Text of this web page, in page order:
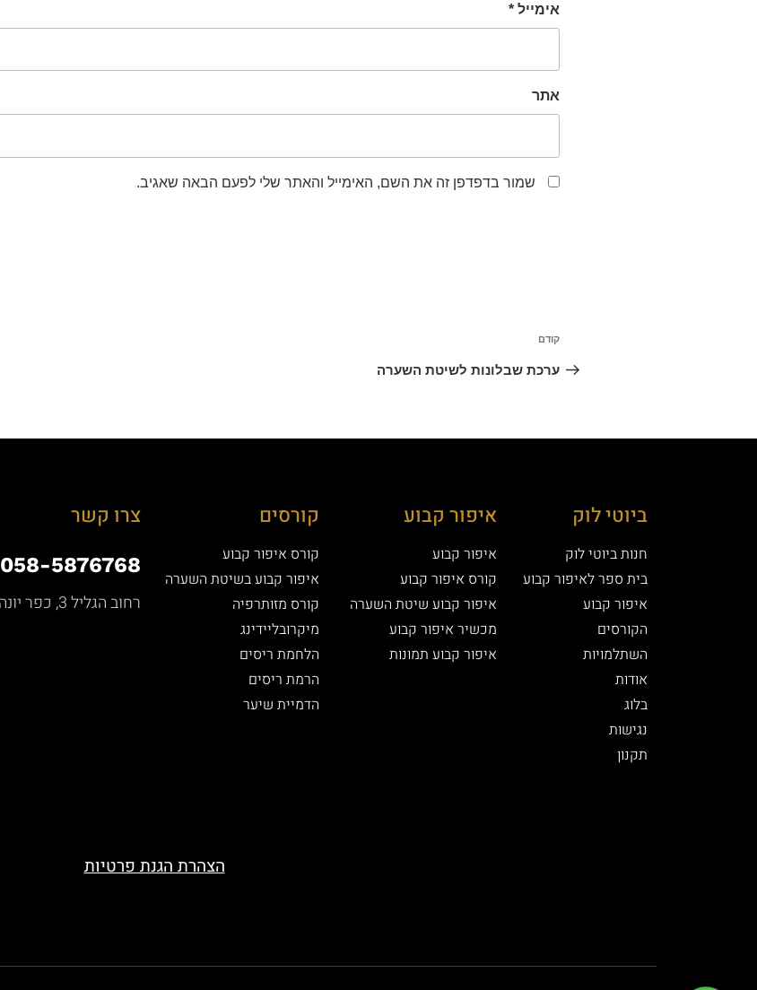
אימייל *
אתר
שמור בדפדפן זה את השם, האימייל והאתר שלי לפעם הבאה שאגיב.
קודם
ערכת שבלונות לשיטת השערה
ביוטי לוק
חנות ביוטי לוק
בית ספר לאיפור קבוע
איפור קבוע
הקורסים
השתלמויות
אודות
בלוג
נגישות
תקנון
איפור קבוע
איפור קבוע
קורס איפור קבוע
איפור קבוע שיטת השערה
מכשיר איפור קבוע
איפור קבוע תמונות
קורסים
קורס איפור קבוע
איפור קבוע בשיטת השערה
קורס מזותרפיה
מיקרובליידינג
הלחמת ריסים
הרמת ריסים
הדמיית שיער
צרו קשר
058-5876768
רחוב הגליל 3, כפר יונה
הצהרת הגנת פרטיות